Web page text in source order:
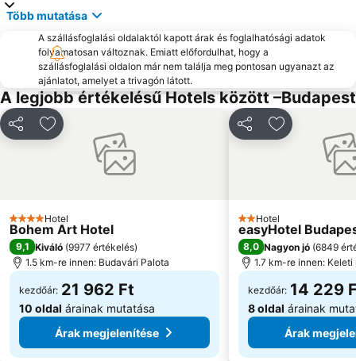
VI. Kerület
Belváros
Pesterzsébet
Váci utca
Zugló
Kispest
Bánki-tó
Hősök tere
Rám-szakadék
Hegyvidék
23. kerület
Aquaworld Budapest
Óbudai-sziget
XVII. Kerület
Andrássy út
Több mutatása
A szállásfoglalási oldalaktól kapott árak és foglalhatósági adatok
folyamatosan változnak. Emiatt előfordulhat, hogy a
szállásfoglalási oldalon már nem találja meg pontosan ugyanazt az
ajánlatot, amelyet a trivagón látott.
A legjobb értékelésű Hotels között –Budapest
MegosztásHozzáadás a kedvencekhez
4 Kategória
Hotel
Bohem Art Hotel
9,1 Kiváló (9977 értékelés)
1.5 km-re innen: Budavári Palota
kezdőár: 21 962 Ft
10 oldal árainak mutatása
Árak megjelenítése
MegosztásHozzáadás
2 Kategória
Hotel
easyHotel
8,0 Nagyon jó (6849
1.7 km-re innen:
kezdőár: 14 229
8 oldal árainak
Árak